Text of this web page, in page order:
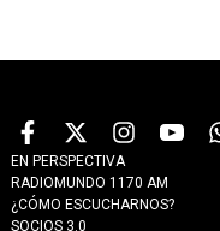
EN PERSPECTIVA
RADIOMUNDO 1170 AM
¿CÓMO ESCUCHARNOS?
SOCIOS 3.0